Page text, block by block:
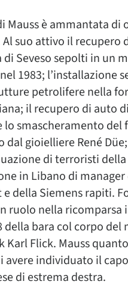
Mauss è ammantata di
Al suo attivo il recupero
di Seveso sepolti in un
1983; l’installazione
petrolifere nella
il recupero di auto
lo smascheramento del
dal gioielliere René Düe;
di terroristi della
in Libano di manager
e della Siemens rapiti.
ruolo nella ricomparsa
della bara col corpo del
Karl Flick. Mauss
avere individuato il
di estrema destra.